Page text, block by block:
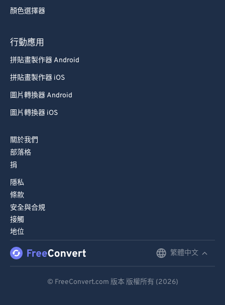
顏色選擇器
行動應用
拼貼畫製作器 Android
拼貼畫製作器 iOS
圖片轉換器 Android
圖片轉換器 iOS
關於我們
部落格
捐
隱私
條款
安全與合規
接觸
地位
繁體中文
© FreeConvert.com 版本 版權所有 (2026)